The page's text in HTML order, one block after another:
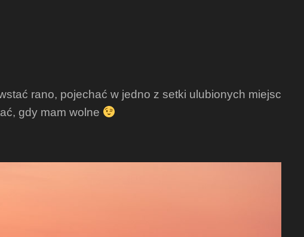
rano, pojechać w jedno z setki ulubionych miejsc
gdy mam wolne